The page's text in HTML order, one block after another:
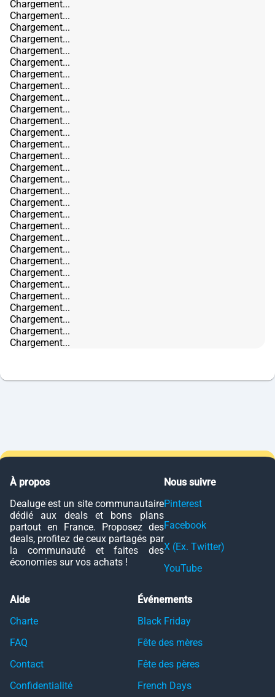
Chargement...
Chargement...
Chargement...
Chargement...
Chargement...
Chargement...
Chargement...
Chargement...
Chargement...
Chargement...
Chargement...
Chargement...
Chargement...
Chargement...
Chargement...
Chargement...
Chargement...
Chargement...
Chargement...
Chargement...
Chargement...
Chargement...
Chargement...
Chargement...
Chargement...
Chargement...
Chargement...
Chargement...
Chargement...
Chargement...
À propos
Dealuge est un site communautaire
dédié aux deals et bons plans
partout en France. Proposez des
deals, profitez de ceux partagés par
la communauté et faites des
économies sur vos achats !
Nous suivre
Pinterest
Facebook
X (Ex. Twitter)
YouTube
Aide
Charte
FAQ
Contact
Confidentialité
Événements
Black Friday
Fête des mères
Fête des pères
French Days